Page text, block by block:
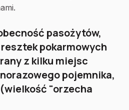
pasożytów,
pokarmowych
z kilku miejsc
pojemnika,
"orzecha